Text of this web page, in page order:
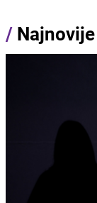
/ Najnovije